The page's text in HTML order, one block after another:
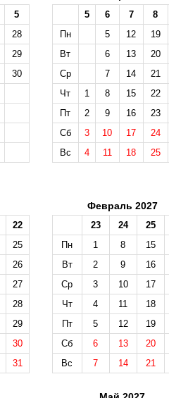
5
28
29
30
5 6 7
8
Пн
5 12
19
Вт
6 13
20
Ср
7 14
21
Чт
1 8 15
22
Пт
2 9 16
23
Сб
3 10 17
24
Вс
4 11 18 25
22
25
26
27
28
29
30
31
Февраль 2027
23 24
25
Пн
1 8
15
Вт
2 9
16
Ср
3 10
17
Чт
4 11
18
Пт
5 12
19
Сб
6 13
20
Вс
7 14 21